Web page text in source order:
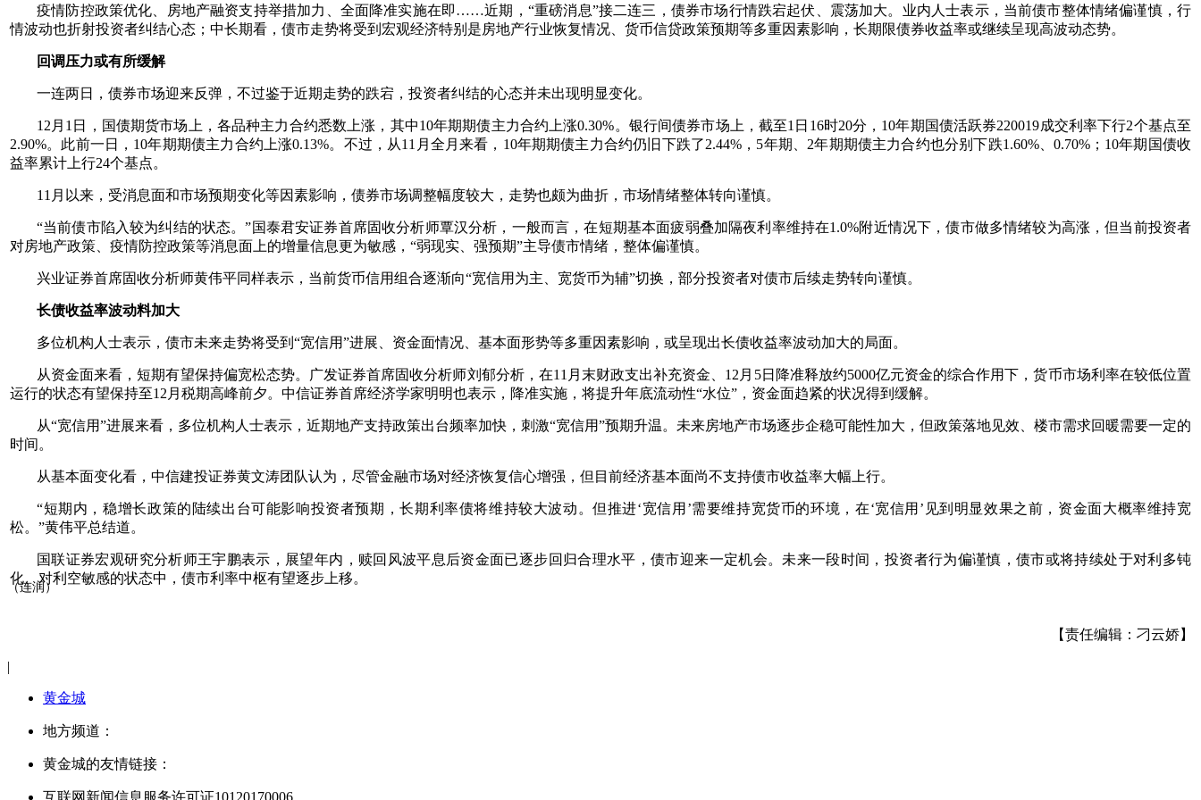
疫情防控政策优化、房地产融资支持举措加力、全面降准实施在即……近期，“重磅消息”接二连三，债券市场行情跌宕起伏、震荡加大。业内人士表示，当前债市整体情绪偏谨慎，行
情波动也折射投资者纠结心态；中长期看，债市走势将受到宏观经济特别是房地产行业恢复情况、货币信贷政策预期等多重因素影响，长期限债券收益率或继续呈现高波动态势。
回调压力或有所缓解
一连两日，债券市场迎来反弹，不过鉴于近期走势的跌宕，投资者纠结的心态并未出现明显变化。
12月1日，国债期货市场上，各品种主力合约悉数上涨，其中10年期期债主力合约上涨0.30%。银行间债券市场上，截至1日16时20分，10年期国债活跃券220019成交利率下行2个基点至
2.90%。此前一日，10年期期债主力合约上涨0.13%。不过，从11月全月来看，10年期期债主力合约仍旧下跌了2.44%，5年期、2年期期债主力合约也分别下跌1.60%、0.70%；10年期国债收
益率累计上行24个基点。
11月以来，受消息面和市场预期变化等因素影响，债券市场调整幅度较大，走势也颇为曲折，市场情绪整体转向谨慎。
“当前债市陷入较为纠结的状态。”国泰君安证券首席固收分析师覃汉分析，一般而言，在短期基本面疲弱叠加隔夜利率维持在1.0%附近情况下，债市做多情绪较为高涨，但当前投资者
对房地产政策、疫情防控政策等消息面上的增量信息更为敏感，“弱现实、强预期”主导债市情绪，整体偏谨慎。
兴业证券首席固收分析师黄伟平同样表示，当前货币信用组合逐渐向“宽信用为主、宽货币为辅”切换，部分投资者对债市后续走势转向谨慎。
长债收益率波动料加大
多位机构人士表示，债市未来走势将受到“宽信用”进展、资金面情况、基本面形势等多重因素影响，或呈现出长债收益率波动加大的局面。
从资金面来看，短期有望保持偏宽松态势。广发证券首席固收分析师刘郁分析，在11月末财政支出补充资金、12月5日降准释放约5000亿元资金的综合作用下，货币市场利率在较低位置
运行的状态有望保持至12月税期高峰前夕。中信证券首席经济学家明明也表示，降准实施，将提升年底流动性“水位”，资金面趋紧的状况得到缓解。
从“宽信用”进展来看，多位机构人士表示，近期地产支持政策出台频率加快，刺激“宽信用”预期升温。未来房地产市场逐步企稳可能性加大，但政策落地见效、楼市需求回暖需要一定的
时间。
从基本面变化看，中信建投证券黄文涛团队认为，尽管金融市场对经济恢复信心增强，但目前经济基本面尚不支持债市收益率大幅上行。
“短期内，稳增长政策的陆续出台可能影响投资者预期，长期利率债将维持较大波动。但推进‘宽信用’需要维持宽货币的环境，在‘宽信用’见到明显效果之前，资金面大概率维持宽
松。”黄伟平总结道。
国联证券宏观研究分析师王宇鹏表示，展望年内，赎回风波平息后资金面已逐步回归合理水平，债市迎来一定机会。未来一段时间，投资者行为偏谨慎，债市或将持续处于对利多钝
化、对利空敏感的状态中，债市利率中枢有望逐步上移。
（连润）
【责任编辑：刁云娇】
|
黄金城
地方频道：
黄金城的友情链接：
互联网新闻信息服务许可证10120170006